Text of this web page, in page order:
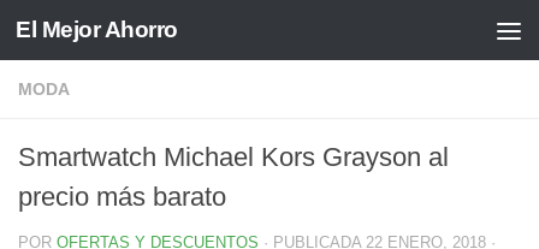
Saltar al contenido
El Mejor Ahorro
MODA
Smartwatch Michael Kors Grayson al
precio más barato
POR OFERTAS Y DESCUENTOS · PUBLICADA 22 ENERO, 2018 ·